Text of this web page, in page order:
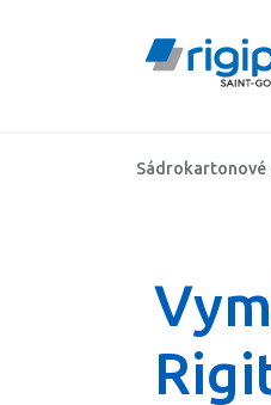
Sádrokartonové